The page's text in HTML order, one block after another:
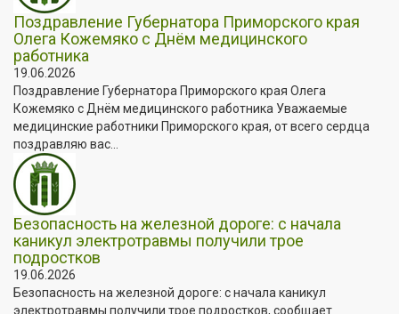
Поздравление Губернатора Приморского края
Олега Кожемяко с Днём медицинского
работника
19.06.2026
Поздравление Губернатора Приморского края Олега
Кожемяко с Днём медицинского работника Уважаемые
медицинские работники Приморского края, от всего сердца
поздравляю вас...
Безопасность на железной дороге: с начала
каникул электротравмы получили трое
подростков
19.06.2026
Безопасность на железной дороге: с начала каникул
электротравмы получили трое подростков, сообщает